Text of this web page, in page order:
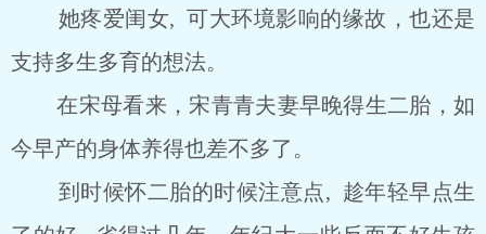
她疼爱闺女, 可大环境影响的缘故，也还是
支持多生多育的想法。
在宋母看来，宋青青夫妻早晚得生二胎，如
今早产的身体养得也差不多了。
到时候怀二胎的时候注意点, 趁年轻早点生